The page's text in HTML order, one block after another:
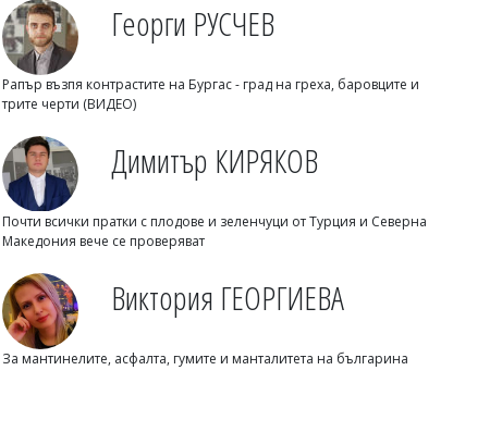
Михаил ДИМИТРОВ
се затопля, а въздухът остава леден
Михаил ДИМИТРОВ
Георги РУСЧЕВ
Рапър възпя контрастите на Бургас - град на греха, баровците и
трите черти (ВИДЕО)
Димитър КИРЯКОВ
Почти всички пратки с плодове и зеленчуци от Турция и Северна
Македония вече се проверяват
Виктория ГЕОРГИЕВА
За мантинелите, асфалта, гумите и манталитета на българина